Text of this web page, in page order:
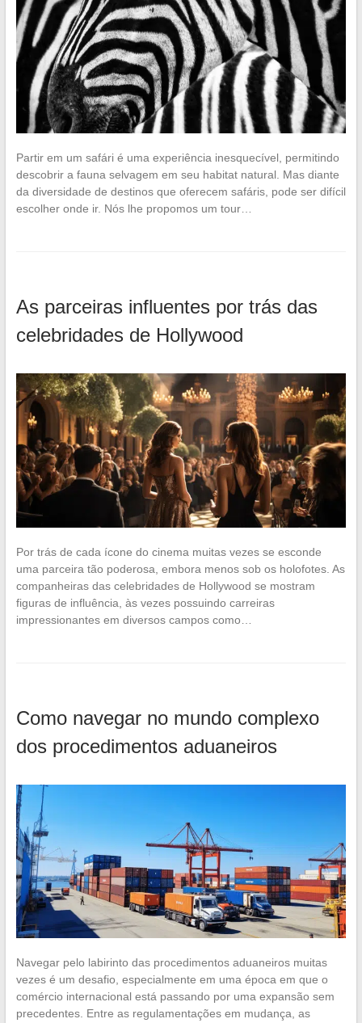
Partir em um safári é uma experiência inesquecível, permitindo
descobrir a fauna selvagem em seu habitat natural. Mas diante
da diversidade de destinos que oferecem safáris, pode ser difícil
escolher onde ir. Nós lhe propomos um tour…
As parceiras influentes por trás das
celebridades de Hollywood
Por trás de cada ícone do cinema muitas vezes se esconde
uma parceira tão poderosa, embora menos sob os holofotes. As
companheiras das celebridades de Hollywood se mostram
figuras de influência, às vezes possuindo carreiras
impressionantes em diversos campos como…
Como navegar no mundo complexo
dos procedimentos aduaneiros
Navegar pelo labirinto das procedimentos aduaneiros muitas
vezes é um desafio, especialmente em uma época em que o
comércio internacional está passando por uma expansão sem
precedentes. Entre as regulamentações em mudança, as